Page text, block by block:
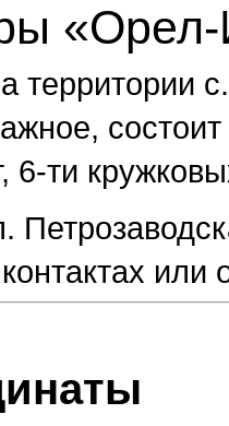
территории
6-ти